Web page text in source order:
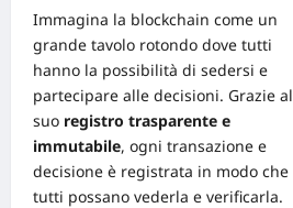
Immagina la blockchain come un
grande tavolo rotondo dove tutti
hanno la possibilità di sedersi e
partecipare alle decisioni. Grazie al
suo registro trasparente e
immutabile, ogni transazione e
decisione è registrata in modo che
tutti possano vederla e verificarla.